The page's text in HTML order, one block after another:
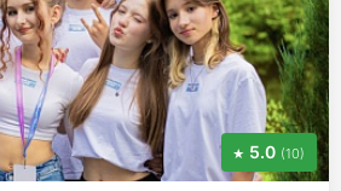
5.0 (10)